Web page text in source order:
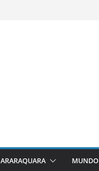
ARARAQUARA MUNDO